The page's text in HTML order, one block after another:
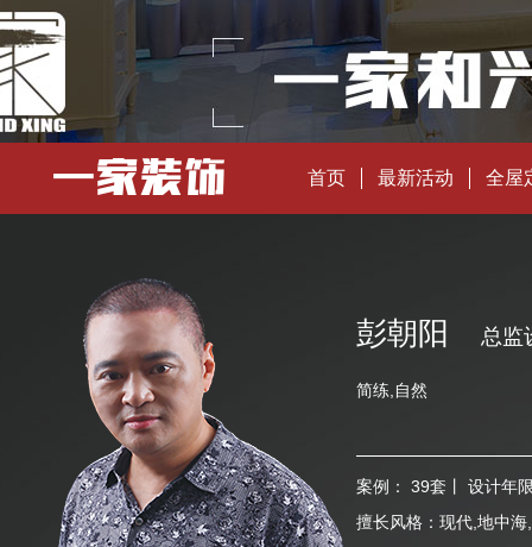
首页 最新活动 全屋
彭朝阳 总监
简练,自然
案例： 39套 丨 设计年
擅长风格： 现代,地中